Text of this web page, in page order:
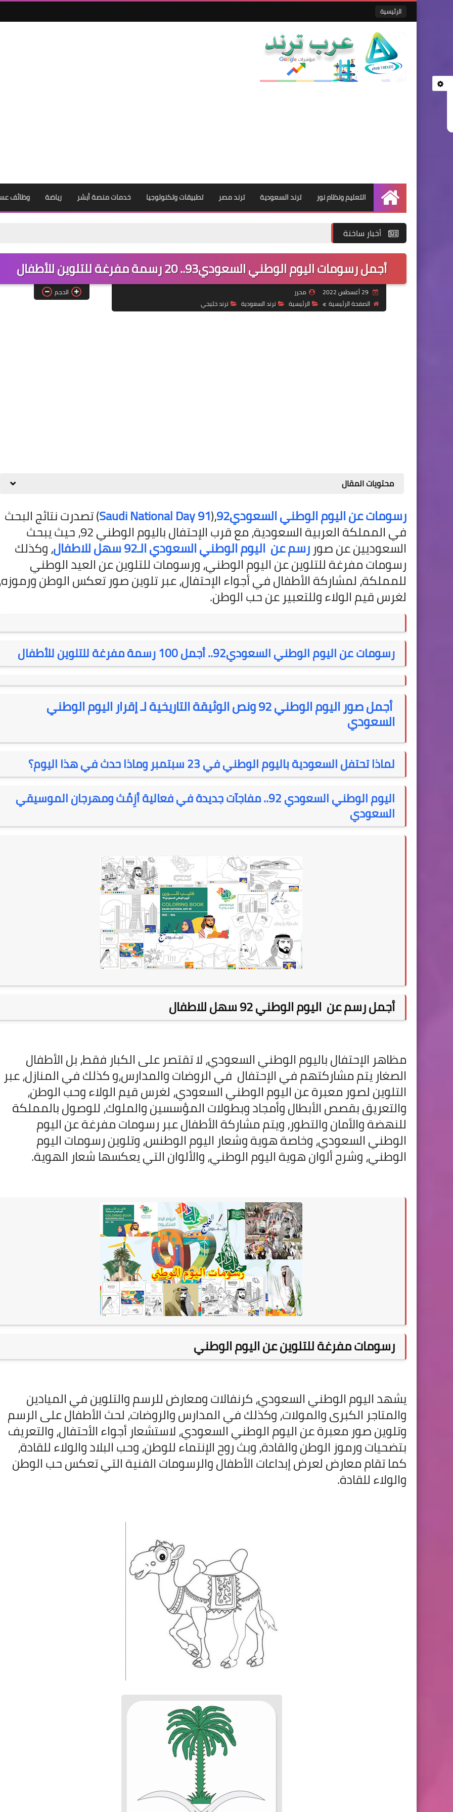
الرئيسية
الرئيسية
التعليم ونظام نور ترند السعودية ترند مصر تطبيقات وتكنولوجيا خدمات منصة أبشر رياضة وظائف
أخبار ساخنة
أجمل رسومات اليوم الوطني السعودي93.. 20 رسمة مفرغة للتلوين للأطفال
محرر
الصفحة الرئيسية
الرئيسية ترند السعودية ترند خليجي
الحجم
محتويات المقال
رسومات عن اليوم الوطني السعودي92 ، (Saudi National Day 91) تصدرت نتائج البحث
في المملكة العربية السعودية، مع قرب الإحتفال باليوم الوطني 92، حيث يبحث
السعوديين عن صوررسم عن اليوم الوطني السعودي الـ92 سهل للاطفال ،وكذلك
رسومات مفرغة للتلوين عن اليوم الوطني، ورسومات للتلوين عن العيد الوطني
للمملكة، لمشاركة الأطفال في أجواء الإحتفال، عبر تلوين صور تعكس الوطن
لغرس قيم الولاء وللتعبير عن حب الوطن.
رسومات عن اليوم الوطني السعودي92.. أجمل 100 رسمة مفرغة للتلوين للأطفال
أجمل صور اليوم الوطني 92 ونص الوثيقة التاريخية لـ إقرار اليوم الوطني
السعودي
لماذا تحتفل السعودية باليوم الوطني في 23 سبتمبر وماذا حدث في هذا اليوم؟
اليوم الوطني السعودي 92.. مفاجآت جديدة في فعالية أزِمُث ومهرجان الموسيقي
السعودي
أجمل رسم عن اليوم الوطني 92 سهل للاطفال
مظاهر الإحتفال باليوم الوطني السعودي، لا تقتصر على الكبار فقط، بل الأطفال
الصغار يتم مشاركتهم في الإحتفال في الروضات والمدارس،و كذلك في المنازل، عبر
التلوين لصور معبرة عن اليوم الوطني السعودي، لغرس قيم الولاء وحب الوطن،
والتعريق بقصص الأبطالوأمجاد وبطولات المؤسسين والملوك، للوصول بالمملكة
للنهضة والأمان والتطور، ويتم مشاركة الأطفال عبر رسومات مفرغة عن اليوم
الوطني السعودي، وخاصة هوية وشعار اليوم الوطنس، وتلوين رسومات اليوم
الوطني، وشرح ألوان هوية اليوم الوطني، والألوان التي يعكسها شعار الهوية.
رسومات مفرغة للتلوين عن اليوم الوطني
يشهد اليوم الوطني السعودي، كرنفالات ومعارض للرسم والتلوين في الميادين
والمتاجر الكبرى والمولات، وكذلك في المدارس والروضات، لحث الأطفال على الرسم
وتلوين صور معبرة عن اليوم الوطني السعودي، لاستشعار أجواء الأحتفال، والتعريف
بتضحيات ورموز الوطن والقادة، وبث روح الإنتماء للوطن، وحب البلاد والولاء للقادة،
كما تقام معارض لعرض إبداعات الأطفال والرسومات الفنية التي تعكس حب الوطن
والولاء للقادة.
31 أكتوبر 2025
30 أكتوبر 2025
04 نوفمبر 2025
04 نوفمبر 2025
02 نوفمبر 2025
02 نوفمبر 2025